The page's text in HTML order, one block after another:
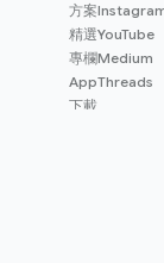
方案
精選
專欄
App
下載
YouTube
Medium
Threads